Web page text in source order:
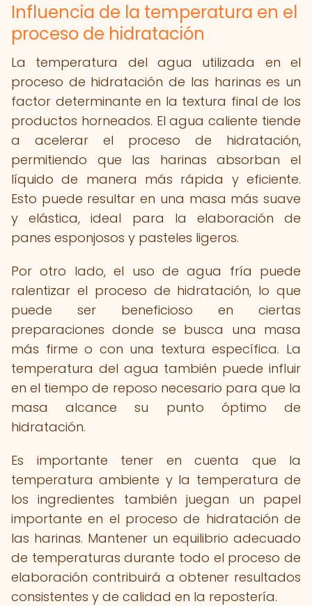
Influencia de la temperatura en el
proceso de hidratación
La temperatura del agua utilizada en el
proceso de hidratación de las harinas es un
factor determinante en la textura final de los
productos horneados. El agua caliente tiende
a acelerar el proceso de hidratación,
permitiendo que las harinas absorban el
líquido de manera más rápida y eficiente.
Esto puede resultar en una masa más suave
y elástica, ideal para la elaboración de
panes esponjosos y pasteles ligeros.
Por otro lado, el uso de agua fría puede
ralentizar el proceso de hidratación, lo que
puede ser beneficioso en ciertas
preparaciones donde se busca una masa
más firme o con una textura específica. La
temperatura del agua también puede influir
en el tiempo de reposo necesario para que la
masa alcance su punto óptimo de
hidratación.
Es importante tener en cuenta que la
temperatura ambiente y la temperatura de
los ingredientes también juegan un papel
importante en el proceso de hidratación de
las harinas. Mantener un equilibrio adecuado
de temperaturas durante todo el proceso de
elaboración contribuirá a obtener resultados
consistentes y de calidad en la repostería.